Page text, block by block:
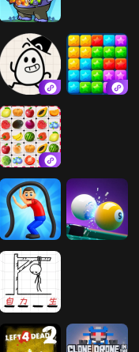
合成植物打僵
尸
茶叶蛋大冒险
快连连看
救命之线
拯救火柴人